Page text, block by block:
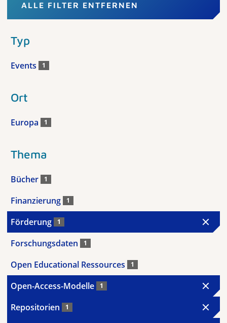
ALLE FILTER ENTFERNEN
Typ
Events 1
Ort
Europa 1
Thema
Bücher 1
Finanzierung 1
Förderung 1
Forschungsdaten 1
Open Educational Ressources 1
Open-Access-Modelle 1
Repositorien 1